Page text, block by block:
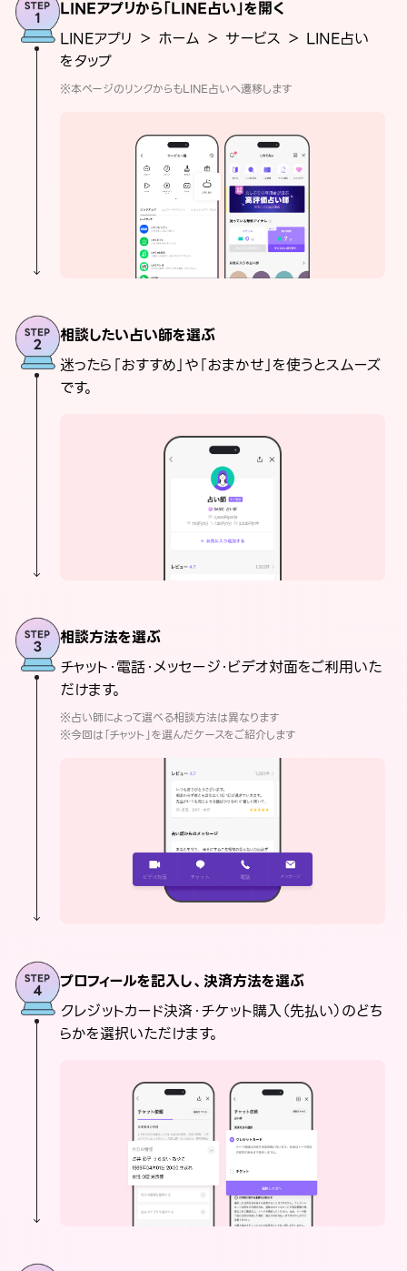
LINEアプリから「LINE占い」を開く
LINEアプリ ＞ ホーム ＞ サービス ＞ LINE占い
をタップ
※本ページのリンクからもLINE占いへ遷移します
相談したい占い師を選ぶ
迷ったら「おすすめ」や「おまかせ」を使うとスムーズ
です。
相談方法を選ぶ
チャット・電話・メッセージ・ビデオ対面をご利用いた
だけます。
※占い師によって選べる相談方法は異なります
※今回は「チャット」を選んだケースをご紹介します
プロフィールを記入し、決済方法を選ぶ
クレジットカード決済・チケット購入（先払い）のどち
らかを選択いただけます。